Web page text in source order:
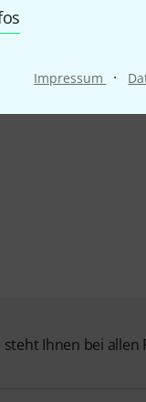
Impressum ·
Ihnen bei